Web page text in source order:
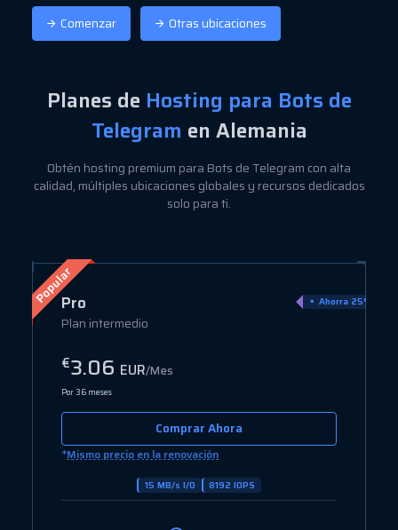
Comenzar Otras ubicaciones
Planes de Hosting para Bots de
Telegram en Alemania
Obtén hosting premium para Bots de Telegram con alta
calidad, múltiples ubicaciones globales y recursos dedicados
solo para ti.
80%Popular
Pro
Plan intermedio
Ahorra 25%
€3.06 EUR/Mes
Por 36 meses
Comprar Ahora
*Mismo precio en la renovación
15 MB/s I/O 8192 IOPS